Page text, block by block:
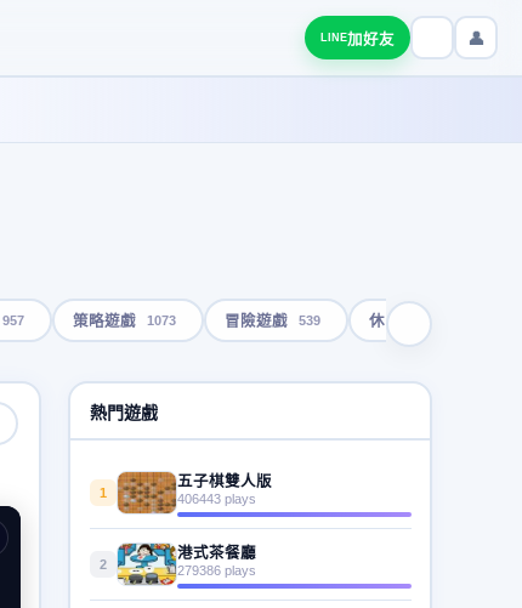
LINE加好友 👤
957 策略遊戲 1073 冒險遊戲 539 休閒遊戲
熱門遊戲
1
五子棋雙人版
406443 plays
2
港式茶餐廳
279386 plays